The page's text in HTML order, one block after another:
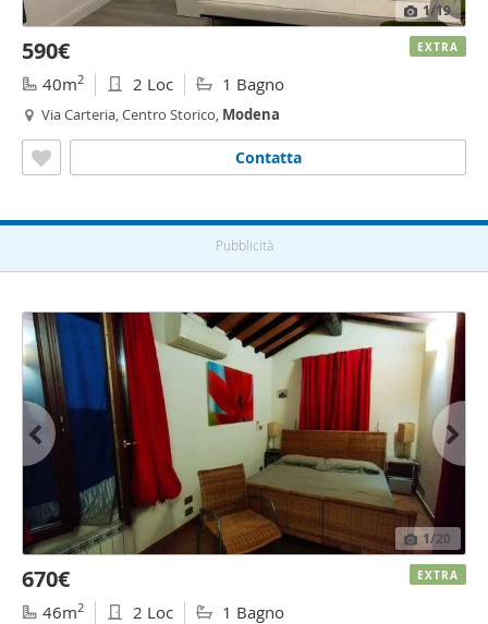
1/19
590€
40m2 2 Loc 1 Bagno
Via Carteria, Centro Storico, Modena
Contatta
EXTRA
Pubblicità
1/20
670€
46m2 2 Loc 1 Bagno
EXTRA